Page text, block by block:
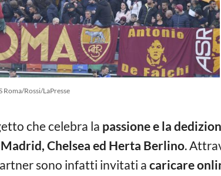
Roma/Rossi/LaPresse
che celebra la passione e la
Chelsea ed Herta Berlino.
sono infatti invitati acaricare